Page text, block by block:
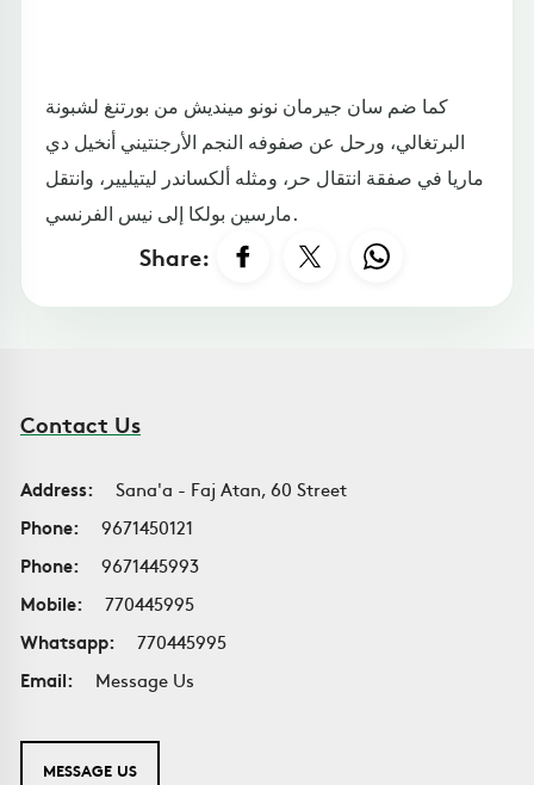
كما ضم سان جيرمان نونو مينديش من بورتنغ لشبونة
البرتغالي، ورحل عن صفوفه النجم الأرجنتيني أنخيل دي
ماريا في صفقة انتقال حر، ومثله ألكساندر ليتيليير، وانتقل
مارسين بولكا إلى نيس الفرنسي.
Share:
Contact Us
Address:
Sana'a - Faj Atan, 60 Street
Phone:
9671450121
Phone:
9671445993
Mobile:
770445995
Whatsapp:
770445995
Email:
Message Us
MESSAGE US